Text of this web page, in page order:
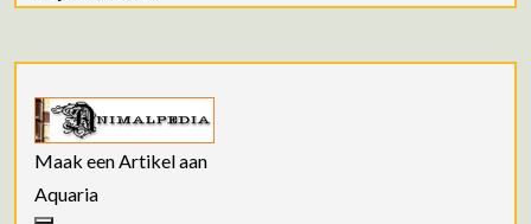
Maak een Artikel aan
Aquaria